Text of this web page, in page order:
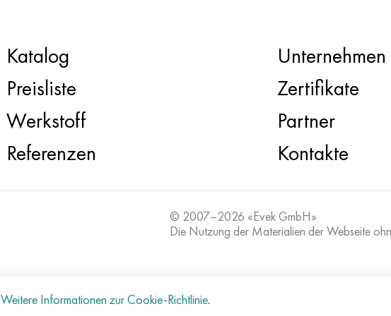
Katalog
Preisliste
Werkstoff
Referenzen
Unternehmen
Zertifikate
Partner
Kontakte
© 2007–2026 «Evek GmbH»
Die Nutzung der Materialien der Webseite
Weitere Informationen zur Cookie-Richtlinie.